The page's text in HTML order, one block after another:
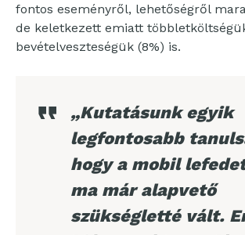
fontos eseményről, lehetőségről
de keletkezett emiatt
bevételveszteségük (8%) is.
„Kutatásunk egyik
legfontosabb
hogy a mobil
ma már alapvető
szükségletté vált.